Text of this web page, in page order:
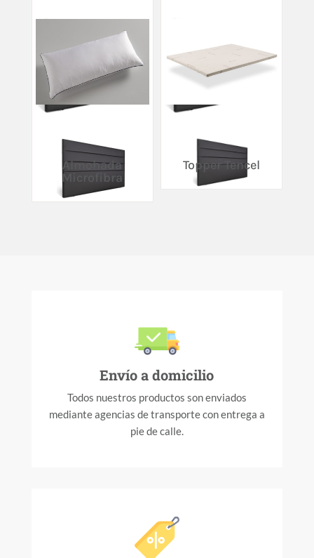
Almohada
Microfibra
Topper Tencel
Envío a domicilio
Todos nuestros productos son enviados
mediante agencias de transporte con entrega a
pie de calle.